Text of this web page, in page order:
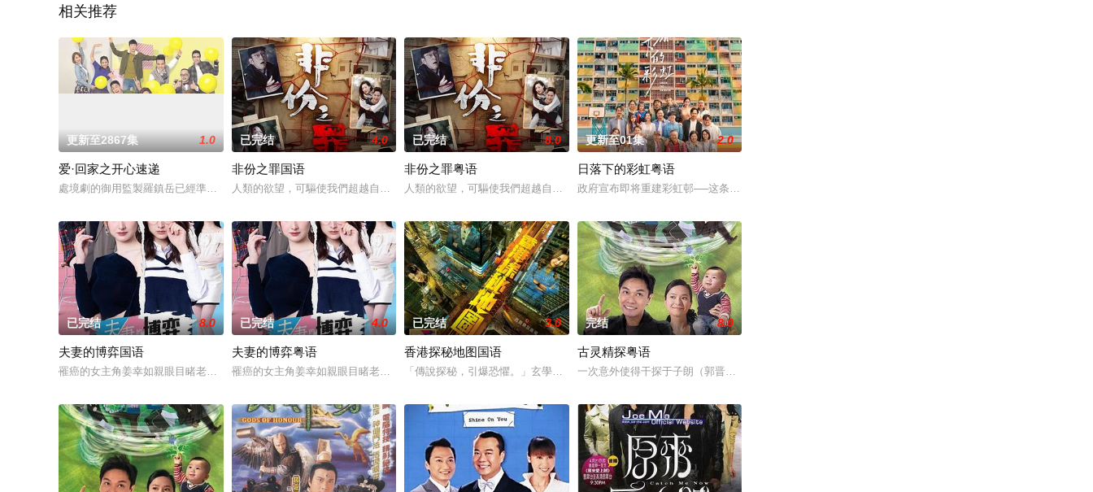
相关推荐
更新至2867集 1.0
爱·回家之开心速递
處境劇的御用監製羅鎮岳已經準備開拍新一套處境劇，暫定叫《愛．回家之開心速遞》，「過往的處境劇都是以家庭為
已完结 4.0
非份之罪国语
人類的欲望，可驅使我們超越自我，然而，當欲望失控，過份貪圖金錢與權勢、追求不屬於自己的愛，非份之想被無限
已完结 8.0
非份之罪粤语
人類的欲望，可驅使我們超越自我，然而，當欲望失控，過份貪圖金錢與權勢、追求不屬於自己的愛，非份之想被無限
更新至01集 2.0
日落下的彩虹粤语
政府宣布即将重建彩虹邨──这条超过60年的名牌屋邨，满载香港情怀，是几代人的成长与回忆。剧集以七个发
已完结 8.0
夫妻的博弈国语
罹癌的女主角姜幸如親眼目睹老公和她唯一的閨蜜的姦情，慘遭兩人狠下毒手。坎坷的她竟然「死而復生」，奇迹地回
已完结 4.0
夫妻的博弈粤语
罹癌的女主角姜幸如親眼目睹老公和她唯一的閨蜜的姦情，慘遭兩人狠下毒手。坎坷的她竟然「死而復生」，奇迹地回
已完结 3.0
香港探秘地图国语
「傳說探秘，引爆恐懼。」玄學大師莊一臣（黎耀祥飾）創立探秘頻道，以香港各處神秘地點作招徠宣揚迷信，探秘話
完结 8.0
古灵精探粤语
一次意外使得干探于子朗（郭晋安 饰）具有了通灵的能力，能感应死去的冤魂传递给他的点点滴滴的信息。子